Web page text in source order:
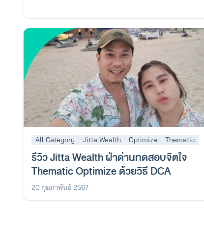
All Category Jitta Wealth Optimize Thematic
รีวิว Jitta Wealth ฝ่าด่านทดสอบจิตใจ
Thematic Optimize ด้วยวิธี DCA
20 กุมภาพันธ์ 2567